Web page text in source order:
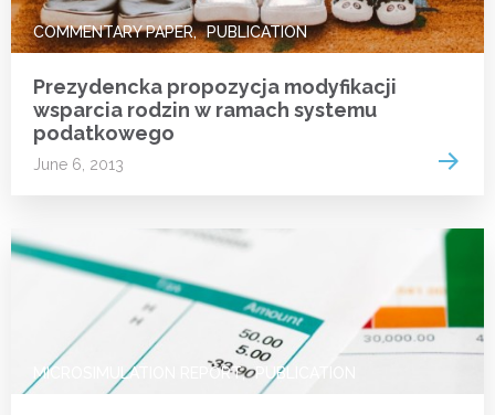
COMMENTARY PAPER PUBLICATION
Prezydencka propozycja modyfikacji
wsparcia rodzin w ramach systemu
podatkowego
June 6, 2013 Read
MICROSIMULATION REPORT PUBLICATION